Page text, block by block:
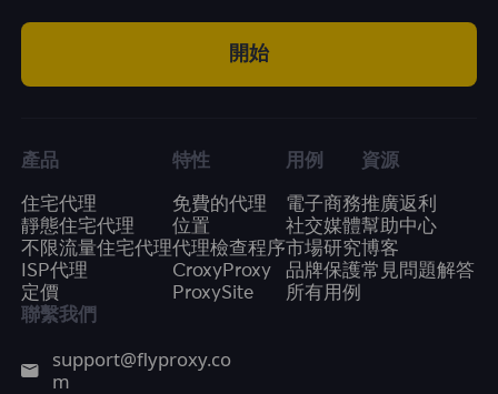
開始
產品
住宅代理
靜態住宅代理
不限流量住宅代理
ISP代理
定價
特性
免費的代理
位置
代理檢查程序
CroxyProxy
ProxySite
用例
電子商務
社交媒體
市場研究
品牌保護
所有用例
資源
推廣返利
幫助中心
博客
常見問題解答
聯繫我們
support@flyproxy.co
m